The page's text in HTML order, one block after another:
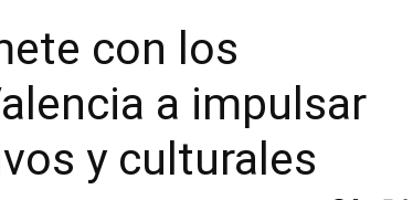
con los
a impulsar
y culturales